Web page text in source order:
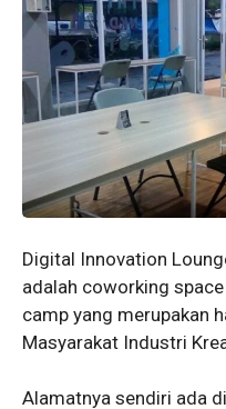
Digital Innovation
adalah coworking
camp yang merupakan
Masyarakat Industri
Alamatnya sendiri ada